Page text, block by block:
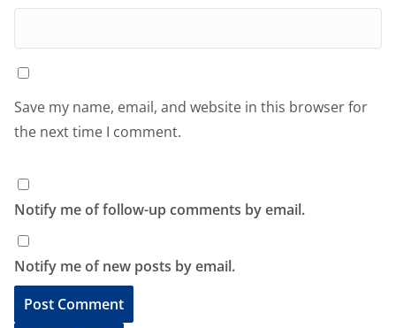
Save my name, email, and website in this browser for
the next time I comment.
Notify me of follow-up comments by email.
Notify me of new posts by email.